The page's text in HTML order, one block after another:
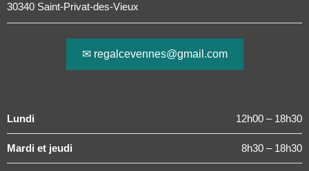
30340 Saint-Privat-des-Vieux
✉ regalcevennes@gmail.com
Lundi 12h00 – 18h30
Mardi et jeudi 8h30 – 18h30